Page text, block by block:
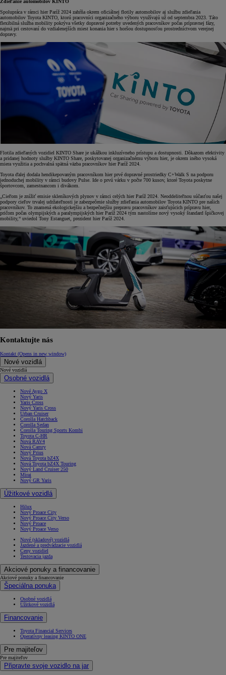
Spolupráca v rámci hier Paríž 2024 zahŕňa okrem oficiálnej flotily automobilov aj službu zdieľania
automobilov Toyota KINTO, ktorú pracovníci organizačného výboru využívajú už od septembra 2023. Táto
flexibilná služba mobility pokrýva všetky dopravné potreby uvedených pracovníkov počas prípravnej fázy,
najmä pri cestovaní do vzdialenejších miest konania hier s horšou dostupnosťou prostredníctvom verejnej
dopravy.
Flotila zdieľaných vozidiel KINTO Share je ukážkou inkluzívneho prístupu a dostupnosti. Dôkazom efektivity
a pridanej hodnoty služby KINTO Share, poskytovanej organizačnému výboru hier, je okrem iného vysoká
miera využitia a pochvalná spätná väzba pracovníkov hier Paríž 2024.
Toyota ďalej dodala hendikepovaným pracovníkom hier prvé dopravné prostriedky C+Walk S na podporu
jednoduchej mobility v rámci budovy Pulse. Ide o prvú várku v počte 700 kusov, ktoré Toyota poskytne
športovcom, zamestnancom i divákom.
„Cieľom je znížiť emisie skleníkových plynov v rámci celých hier Paríž 2024. Neoddeliteľnou súčasťou našej
podpory cieľov trvalej udržateľnosti je zabezpečenie služby zdieľania automobilov Toyota KINTO pre našich
pracovníkov. To znamená ekologickejšiu a bezpečnejšiu prepravu pracovníkov zaisťujúcich prípravu hier,
pričom počas olympijských a paralympijských hier Paríž 2024 tým nastolíme nový vysoký štandard špičkovej
mobility,“ uviedol Tony Estanguet, prezident hier Paríž 2024.
Kontaktujte nás
Kontakt (Opens in new window)
Nové vozidlá
Nové vozidlá
Osobné vozidlá
Nové Aygo X
Nový Yaris
Yaris Cross
Nový Yaris Cross
Urban Cruiser
Corolla Hatchback
Corolla Sedan
Corolla Touring Sports Kombi
Toyota C-HR
Nová RAV4
Nová Camry
Nový Prius
Nová Toyota bZ4X
Nová Toyota bZ4X Touring
Nový Land Cruiser 250
Mirai
Nový GR Yaris
Úžitkové vozidlá
Hilux
Nový Proace City
Nový Proace City Verso
Nový Proace
Nový Proace Verso
Nové (skladové) vozidlá
Jazdené a predvádzacie vozidlá
Ceny vozidiel
Testovacia jazda
Akciové ponuky a financovanie
Akciové ponuky a financovanie
Špeciálna ponuka
Osobné vozidlá
Úžitkové vozidlá
Financovanie
Toyota Financial Services
Operatívny leasing KINTO ONE
Pre majiteľov
Pre majiteľov
Připravte svoje vozidlo na jar